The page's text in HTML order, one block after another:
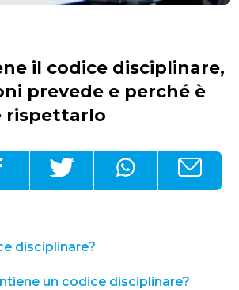
il codice disciplinare,
prevede e perché è
rispettarlo
disciplinare?
un codice disciplinare?